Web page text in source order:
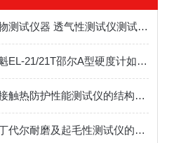
织物测试仪器 透气性测试仪测试原理及标准介绍
品魁EL-21/21T邵尔A型硬度计如何读数
耐接触热防护性能测试仪的结构和使用方法
马丁代尔耐磨及起毛性测试仪的测试原理和特点概述